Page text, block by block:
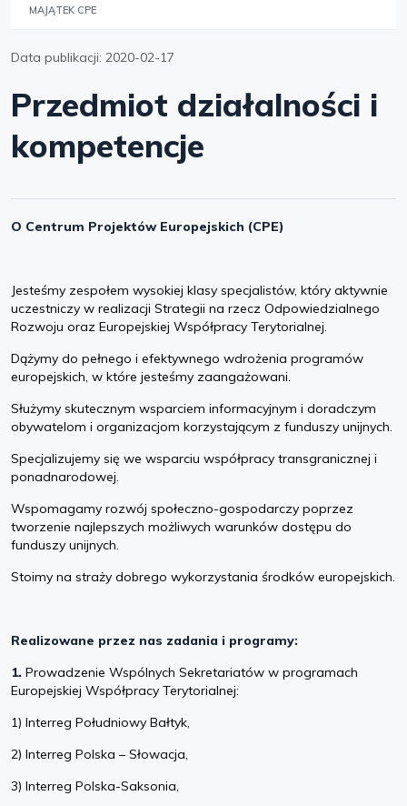
Data publikacji: 2020-02-17
Przedmiot działalności i
kompetencje
O Centrum Projektów Europejskich (CPE)
Jesteśmy zespołem wysokiej klasy specjalistów, który aktywnie
uczestniczy w realizacji Strategii na rzecz Odpowiedzialnego
Rozwoju oraz Europejskiej Współpracy Terytorialnej.
Dążymy do pełnego i efektywnego wdrożenia programów
europejskich, w które jesteśmy zaangażowani.
Służymy skutecznym wsparciem informacyjnym i doradczym
obywatelom i organizacjom korzystającym z funduszy unijnych.
Specjalizujemy się we wsparciu współpracy transgranicznej i
ponadnarodowej.
Wspomagamy rozwój społeczno-gospodarczy poprzez
tworzenie najlepszych możliwych warunków dostępu do
funduszy unijnych.
Stoimy na straży dobrego wykorzystania środków europejskich.
Realizowane przez nas zadania i programy:
1. Prowadzenie Wspólnych Sekretariatów w programach
Europejskiej Współpracy Terytorialnej:
1) Interreg Południowy Bałtyk,
2) Interreg Polska – Słowacja,
3) Interreg Polska-Saksonia,
MAJĄTEK CPE